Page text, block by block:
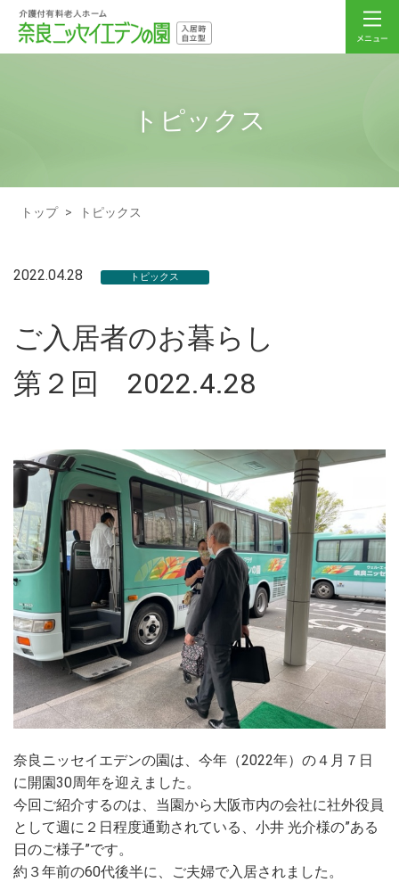
トピックス
トップ > トピックス
2022.04.28 トピックス
ご入居者のお暮らし
第２回 2022.4.28
奈良ニッセイエデンの園は、今年（2022年）の４月７日
に開園30周年を迎えました。
今回ご紹介するのは、当園から大阪市内の会社に社外役員
として週に２日程度通勤されている、小井 光介様の”ある
日のご様子”です。
約３年前の60代後半に、ご夫婦で入居されました。